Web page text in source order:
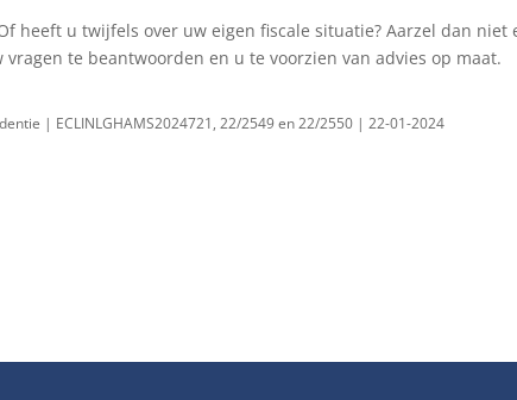
heeft u twijfels over uw eigen fiscale situatie? Aarzel dan niet
te beantwoorden en u te voorzien van advies op maat.
| ECLINLGHAMS2024721, 22/2549 en 22/2550 | 22-01-2024